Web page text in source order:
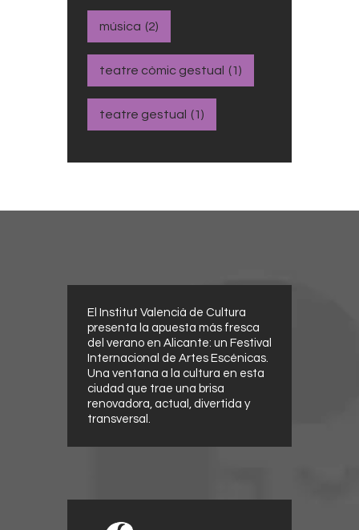
música (2)
teatre còmic gestual (1)
teatre gestual (1)
El Institut Valencià de Cultura
presenta la apuesta más fresca
del verano en Alicante: un Festival
Internacional de Artes Escénicas.
Una ventana a la cultura en esta
ciudad que trae una brisa
renovadora, actual, divertida y
transversal.